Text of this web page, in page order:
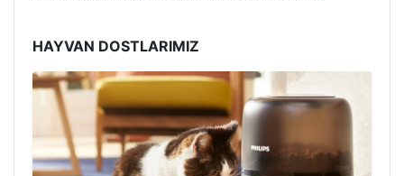
HAYVAN DOSTLARIMIZ